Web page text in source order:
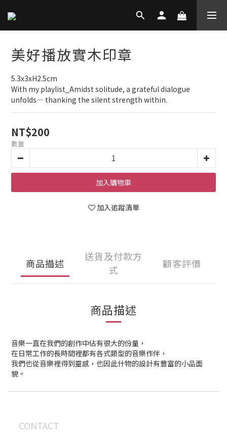
美好播放實木印章
5.3x3xH2.5cm
With my playlist_Amidst solitude, a grateful dialogue
unfolds— thanking the silent strength within.
NT$200
數量
加入購物車
加入追蹤清單
商品描述
送貨及付款方
式
顧客評價
商品描述
音樂一直在我們的創作中佔有很大的份量，
在日常工作的長時間裡都有各式類型的音樂作伴，
我們也從音樂裡得到靈感，也因此什物的設計有豐富的小品面
貌。
CONTACT